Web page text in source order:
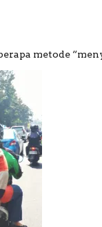
metode